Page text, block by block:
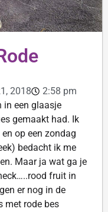
2018
2:58 pm
in een glaasje
gemaakt had. Ik
op een zondag
bedacht ik me
Maar ja wat ga je
fruit in
er nog in de
met rode bes